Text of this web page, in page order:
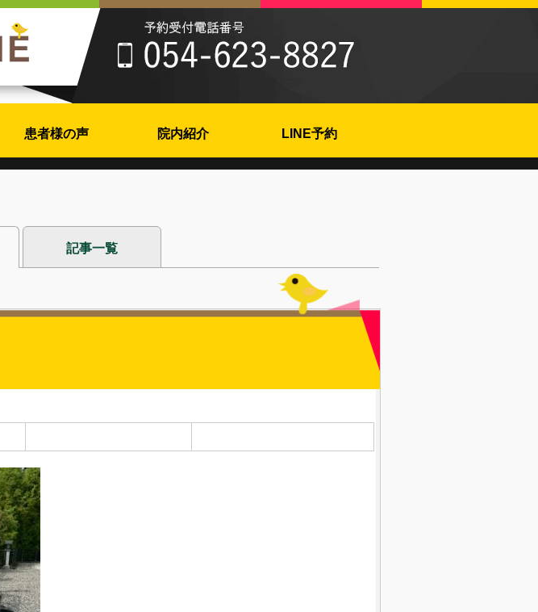
患者様の声 院内紹介 LINE予約
記事一覧